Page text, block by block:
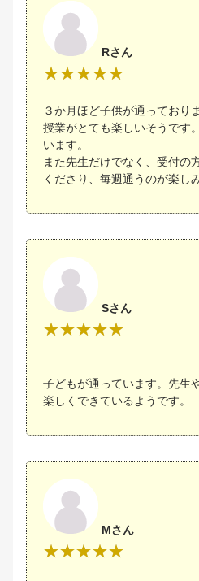
Rさん
３か月ほど子供が通っており
授業がとても楽しいそうです
います。
また先生だけでなく、受付の
くださり、毎週通うのが楽し
Sさん
子どもが通っています。先生
楽しくできているようです。
Mさん